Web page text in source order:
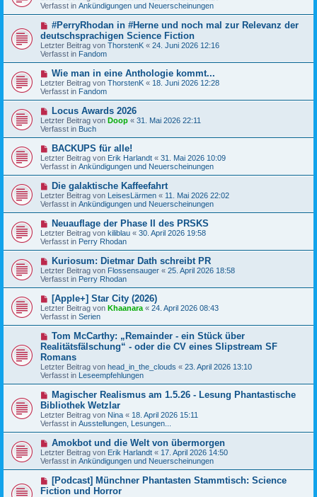
i
t
a
g
u
e
B
e
i
t
r
a
g
Verfasst in Ankündigungen und Neuerscheinungen
N
u
e
r
B
e
i
t
r
a
g
#PerryRhodan in #Herne und noch mal zur Relevanz der
deutschsprachigen Science Fiction
Letzter Beitrag von ThorstenK « 24. Juni 2026 12:16
Verfasst in Fandom
N
e
u
e
B
e
i
t
a
g
Wie man in eine Anthologie kommt...
Letzter Beitrag von ThorstenK « 18. Juni 2026 12:28
Verfasst in Fandom
N
e
u
e
B
e
i
t
a
g
Locus Awards 2026
Letzter Beitrag von Doop « 31. Mai 2026 22:11
Verfasst in Buch
N
e
u
e
B
e
i
t
a
g
BACKUPS für alle!
Letzter Beitrag von Erik Harlandt « 31. Mai 2026 10:09
Verfasst in Ankündigungen und Neuerscheinungen
N
e
u
e
B
e
i
t
a
g
Die galaktische Kaffeefahrt
Letzter Beitrag von LeisesLärmen « 11. Mai 2026 22:02
Verfasst in Ankündigungen und Neuerscheinungen
N
e
u
e
B
e
i
t
a
g
Neuauflage der Phase II des PRSKS
Letzter Beitrag von kiliblau « 30. April 2026 19:58
Verfasst in Perry Rhodan
N
e
u
e
B
e
i
t
a
g
Kuriosum: Dietmar Dath schreibt PR
Letzter Beitrag von Flossensauger « 25. April 2026 18:58
Verfasst in Perry Rhodan
N
e
u
e
e
i
t
r
g
[Apple+] Star City (2026)
Letzter Beitrag von Khaanara « 24. April 2026 08:43
Verfasst in Serien
N
u
e
r
B
e
t
r
a
g
Tom McCarthy: „Remainder - ein Stück über
Realitätsfälschung“ - oder die CV eines Slipstream SF
Romans
Letzter Beitrag von head_in_the_clouds « 23. April 2026 13:10
Verfasst in Leseempfehlungen
N
e
u
e
r
B
e
i
t
r
a
g
Magischer Realismus am 1.5.26 - Lesung Phantastische
Bibliothek Wetzlar
Letzter Beitrag von Nina « 18. April 2026 15:11
Verfasst in Ausstellungen, Lesungen...
N
e
u
e
B
e
Amokbot und die Welt von übermorgen
Letzter Beitrag von Erik Harlandt « 17. April 2026 14:50
Verfasst in Ankündigungen und Neuerscheinungen
N
e
u
[Podcast] Münchner Phantasten Stammtisch: Science
Fiction und Horror